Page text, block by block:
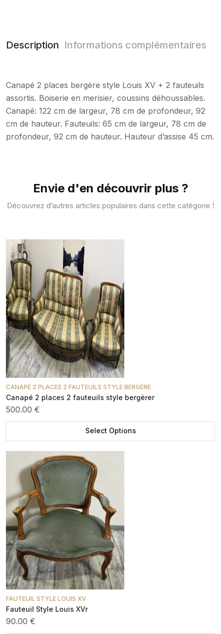
Description Informations complémentaires
Canapé 2 places bergère style Louis XV + 2 fauteuils
assortis. Boiserie en merisier, coussins déhoussables.
Canapé: 122 cm de largeur, 78 cm de profondeur, 92
cm de hauteur. Fauteuils: 65 cm de largeur, 78 cm de
profondeur, 92 cm de hauteur. Hauteur d’assise 45 cm.
Envie d'en découvrir plus ?
Découvrez d’autres articles populaires dans cette catégorie !
CANAPÉ 2 PLACES 2 FAUTEUILS STYLE BERGÈRE
Canapé 2 places 2 fauteuils style bergèrer
500.00 €
Select Options
FAUTEUIL STYLE LOUIS XV
Fauteuil Style Louis XVr
90.00 €